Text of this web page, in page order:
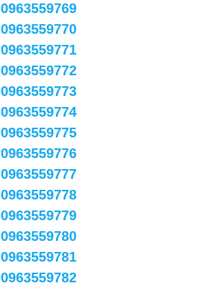
0963559769
0963559770
0963559771
0963559772
0963559773
0963559774
0963559775
0963559776
0963559777
0963559778
0963559779
0963559780
0963559781
0963559782